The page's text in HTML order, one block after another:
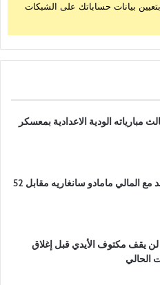
بيانات حساباتك على الشبكات
مبارياته الودية الاعدادية بمعسكر
برنتفورد يتعاقد مع المالي مامادو سانغاريه مقابل 52
لن يقف مكتوف الأيدي قبل إغلاق
الحالي